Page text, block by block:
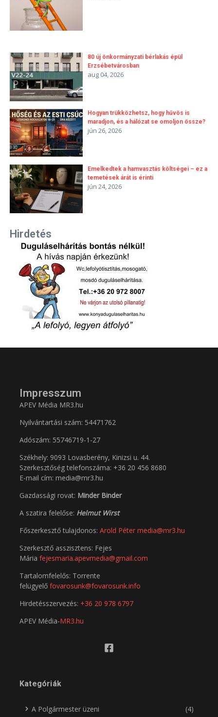
80 új önkormányzati bérlakás épül
Erzsébetvárosban
aug 04, 2026
Hogyan trükközhetsz, hogy hűvös is
maradjon, és a hálózat se omoljon össze?
jún 26, 2026
Emelkedtek a hamvasztás költségei – ez a
temetések árát is érinti
jún 24, 2026
Hirdetés
Impresszum
APEV Média MR3.hu
Nyilvántartási szám: 54471762
Adószám: 55746719-1-27
Székhely: 9093 Lovasberény, Kinizsi u. 44.
Szerkesztőség telefonszáma: +36 20 456 8680
E-mail cím: media@mr3.hu
Gazdassági rovat: Minder Binder
A szatira felelőse: Helmut Wirst
Főszerkesztő tulajdonos: Arold Péter media@mr3.hu
Szerkesztő asszisztens: Fejes
Mária fejesmaria.apevmedia@gmail.com
Tartalomfelelős: Torrente
felügyelő fovarosunk@fovarosunk.info
Hirdetésszervezés: +36 20 978 6797
APEV Média-MR3.hu
Kategóriák
A Polgármester üzeni (4)